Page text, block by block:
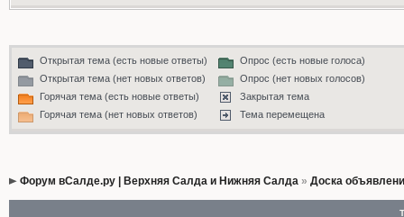
Открытая тема (есть новые ответы)
Открытая тема (нет новых ответов)
Горячая тема (есть новые ответы)
Горячая тема (нет новых ответов)
Опрос (есть новые голоса)
Опрос (нет новых голосов)
Закрытая тема
Тема перемещена
Форум вСалде.ру | Верхняя Салда и Нижняя Салда» Доска